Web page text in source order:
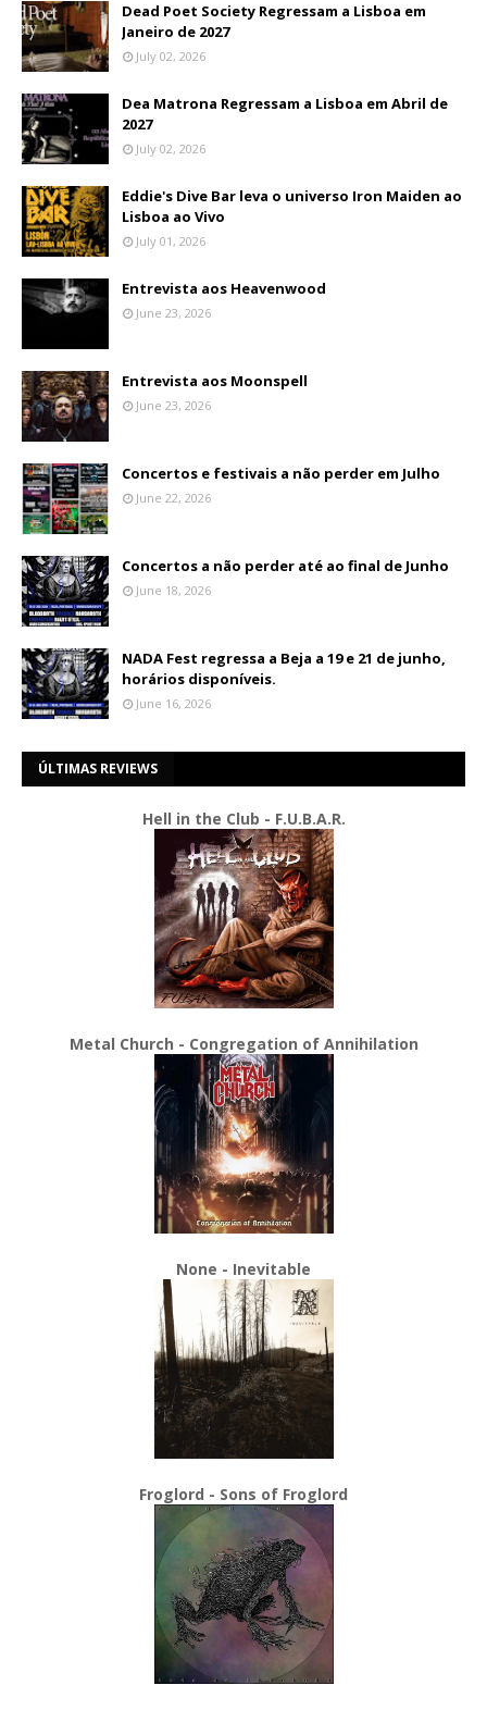
Dead Poet Society Regressam a Lisboa em
Janeiro de 2027
July 02, 2026
Dea Matrona Regressam a Lisboa em Abril de
2027
July 02, 2026
Eddie's Dive Bar leva o universo Iron Maiden ao
Lisboa ao Vivo
July 01, 2026
Entrevista aos Heavenwood
June 23, 2026
Entrevista aos Moonspell
June 23, 2026
Concertos e festivais a não perder em Julho
June 22, 2026
Concertos a não perder até ao final de Junho
June 18, 2026
NADA Fest regressa a Beja a 19 e 21 de junho,
horários disponíveis.
June 16, 2026
ÚLTIMAS REVIEWS
Hell in the Club - F.U.B.A.R.
Metal Church - Congregation of Annihilation
None - Inevitable
Froglord - Sons of Froglord